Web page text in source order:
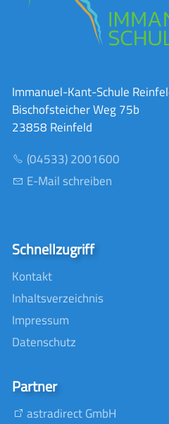
Immanuel-Kant-Schule
Bischofsteicher Weg 75b
23858 Reinfeld
(04533) 2001600
E-Mail schreiben
Schnellzugriff
Kontakt
Inhaltsverzeichnis
Impressum
Datenschutz
Partner
astradirect GmbH